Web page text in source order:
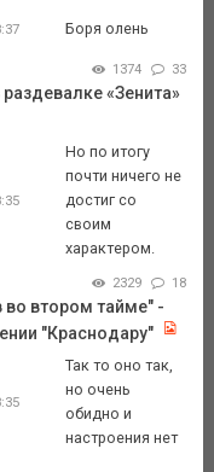
Боря олень
1374 33
«Зенита»
Но по итогу
почти ничего не
достиг со
своим
характером.
2329 18
втором тайме" -
"Краснодару"
Так то оно так,
но очень
обидно и
настроения нет